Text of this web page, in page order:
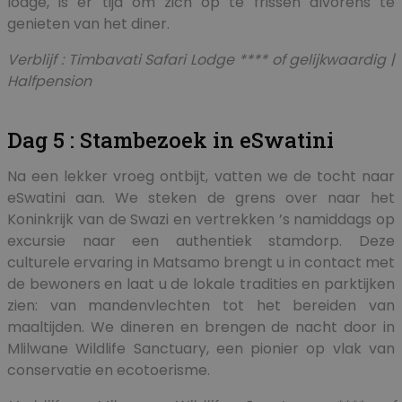
genieten van het diner.
Verblijf : Timbavati Safari Lodge **** of gelijkwaardig |
Halfpension
Dag 5 : Stambezoek in eSwatini
Na een lekker vroeg ontbijt, vatten we de tocht naar
eSwatini aan. We steken de grens over naar het
Koninkrijk van de Swazi en vertrekken ’s namiddags op
excursie naar een authentiek stamdorp. Deze
culturele ervaring in Matsamo brengt u in contact met
de bewoners en laat u de lokale tradities en parktijken
zien: van mandenvlechten tot het bereiden van
maaltijden. We dineren en brengen de nacht door in
Mlilwane Wildlife Sanctuary, een pionier op vlak van
conservatie en ecotoerisme.